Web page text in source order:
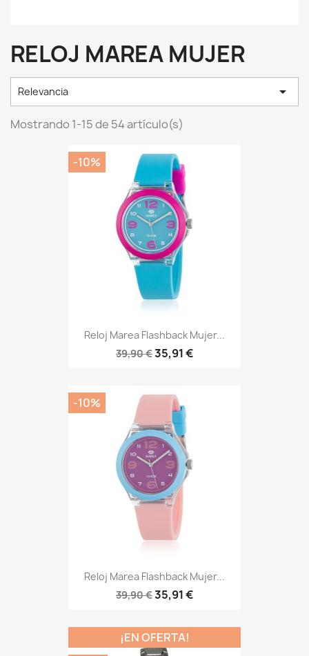
RELOJ MAREA MUJER
Relevancia 
Mostrando 1-15 de 54 artículo(s)
Reloj Marea Flashback Mujer...
39,90 €35,91 €
-10%
Reloj Marea Flashback Mujer...
39,90 €35,91 €
-10%
¡EN OFERTA!